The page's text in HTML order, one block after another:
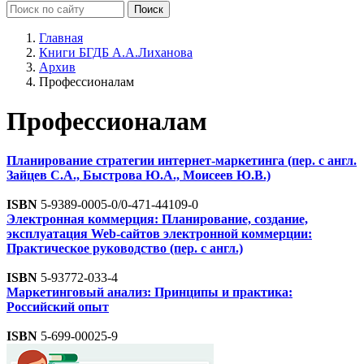
Главная
Книги БГДБ А.А.Лиханова
Архив
Профессионалам
Профессионалам
Планирование стратегии интернет-маркетинга (пер. с англ.
Зайцев С.А., Быстрова Ю.А., Моисеев Ю.В.)
ISBN 5-9389-0005-0/0-471-44109-0
Электронная коммерция: Планирование, создание,
эксплуатация Web-сайтов электронной коммерции:
Практическое руководство (пер. с англ.)
ISBN 5-93772-033-4
Маркетинговый анализ: Принципы и практика:
Российский опыт
ISBN 5-699-00025-9